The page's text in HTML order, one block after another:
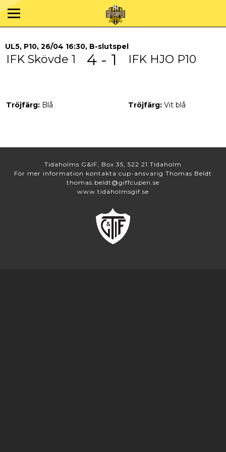
UL5, P10, 26/04 16:30, B-slutspel
IFK Skövde 1 4 - 1 IFK HJO P10
Tröjfärg: Blå Tröjfärg: Vit blå
Tidaholms G&IF, Box 35, 522 21 Tidaholm
För mer information kontakta cup-ansvarig Thomas Beldt
thomas.beldt@giffcupen.se
www.tidaholmsgif.se